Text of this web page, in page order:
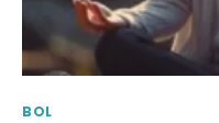
BOL